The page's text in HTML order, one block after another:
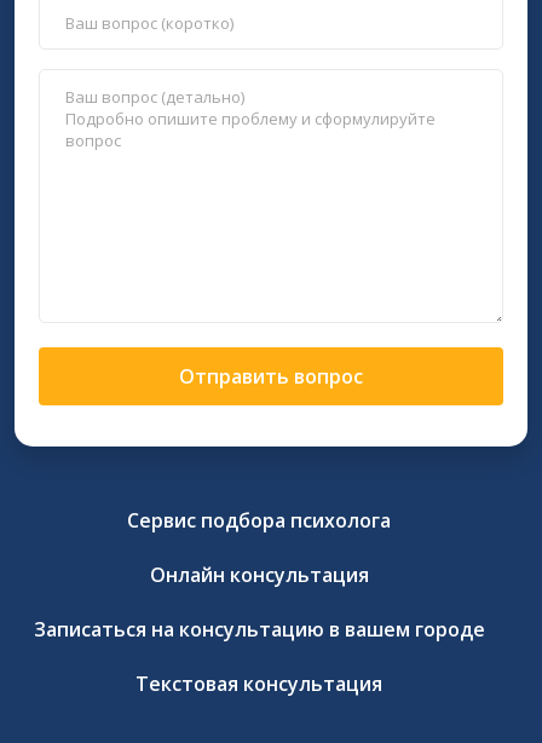
Отправить вопрос
Сервис подбора психолога
Онлайн консультация
Записаться на консультацию в вашем городе
Текстовая консультация